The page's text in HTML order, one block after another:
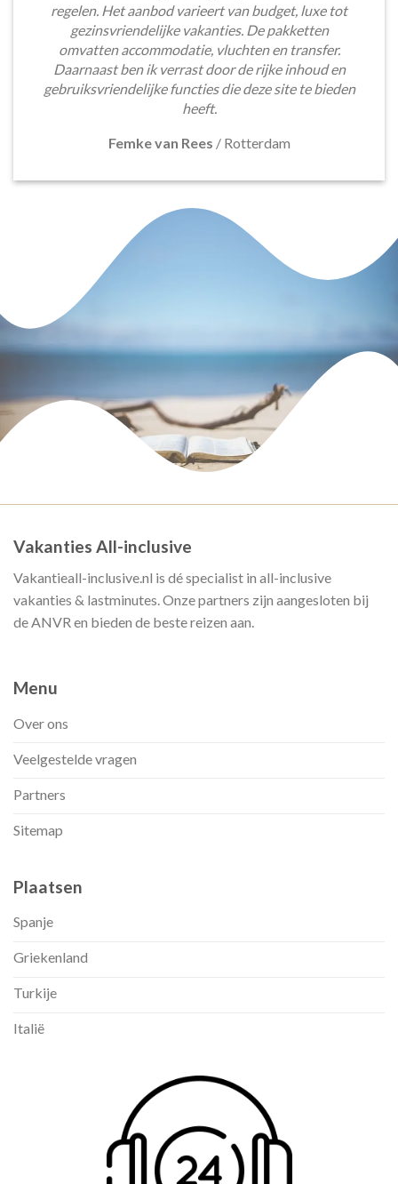
regelen. Het aanbod varieert van budget, luxe tot
gezinsvriendelijke vakanties. De pakketten
omvatten accommodatie, vluchten en transfer.
Daarnaast ben ik verrast door de rijke inhoud en
gebruiksvriendelijke functies die deze site te bieden
heeft.
Femke van Rees / Rotterdam
Vakanties All-inclusive
Vakantieall-inclusive.nl is dé specialist in all-inclusive
vakanties & lastminutes. Onze partners zijn aangesloten bij
de ANVR en bieden de beste reizen aan.
Menu
Over ons
Veelgestelde vragen
Partners
Sitemap
Plaatsen
Spanje
Griekenland
Turkije
Italië